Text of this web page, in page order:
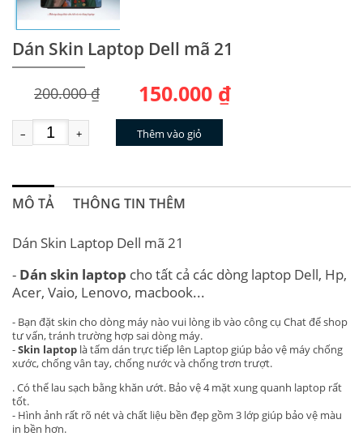
Dán Skin Laptop Dell mã 21
200.000 ₫ 150.000 ₫
– + Thêm vào giỏ
MÔ TẢ THÔNG TIN THÊM
Dán Skin Laptop Dell mã 21
- Dán skin laptop cho tất cả các dòng laptop Dell, Hp,
Acer, Vaio, Lenovo, macbook...
- Bạn đặt skin cho dòng máy nào vui lòng ib vào công cụ Chat để shop
tư vấn, tránh trường hợp sai dòng máy.
-Skin laptop là tấm dán trực tiếp lên Laptop giúp bảo vệ máy chống
xước, chống vân tay, chống nước và chống trơn trượt.
. Có thể lau sạch bằng khăn ướt. Bảo vệ 4 mặt xung quanh laptop rất
tốt.
- Hình ảnh rất rõ nét và chất liệu bền đẹp gồm 3 lớp giúp bảo vệ màu
in bền hơn.